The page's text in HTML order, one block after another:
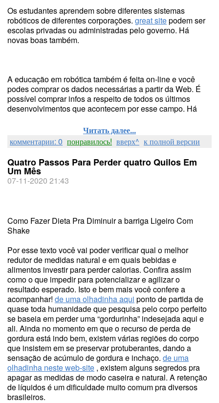
Os estudantes aprendem sobre diferentes sistemas
robóticos de diferentes corporações. great sitepodem ser
escolas privadas ou administradas pelo governo. Há
novas boas também.
A educação em robótica também é feita on-line e você
podes comprar os dados necessárias a partir da Web. É
possível comprar infos a respeito de todos os últimos
desenvolvimentos que acontecem por esse campo. Há
Читать далее...
комментарии: 0 понравилось! вверх^ к полной версии
Quatro Passos Para Perder quatro Quilos Em
Um Mês
07-11-2020 21:43
Como Fazer Dieta Pra Diminuir a barriga Ligeiro Com
Shake
Por esse texto você vai poder verificar qual o melhor
redutor de medidas natural e em quais bebidas e
alimentos investir para perder calorias. Confira assim
como o que impedir para potencializar e agilizar o
resultado esperado. Isto e bem mais você confere a
acompanhar! de uma olhadinha aqui ponto de partida de
quase toda humanidade que pesquisa pelo corpo perfeito
se baseia em perder uma “gordurinha” indesejada aqui e
ali. Ainda no momento em que o recurso de perda de
gordura está indo bem, existem várias regiões do corpo
que insistem em se preservar protuberantes, dando a
sensação de acúmulo de gordura e inchaço. de uma
olhadinha neste web-site , existem alguns segredos pra
apagar as medidas de modo caseira e natural. A retenção
de líquidos é um dificuldade muito comum pra diversos
brasileiros.